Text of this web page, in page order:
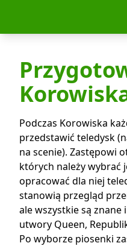
Podczas Korowiska
przedstawić teledysk
na scenie). Zastępowi
których należy wybrać
opracować dla niej
stanowią przegląd
ale wszystkie są znane
utwory Queen,
Po wyborze piosenki